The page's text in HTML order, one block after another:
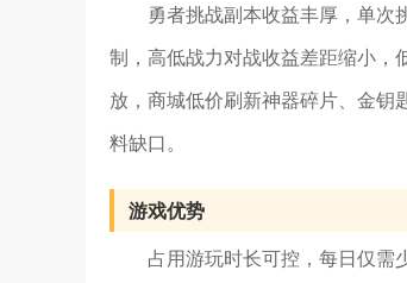
勇者挑战副本收益丰厚，单次
制，高低战力对战收益差距缩小，
放，商城低价刷新神器碎片、金钥
料缺口。
游戏优势
占用游玩时长可控，每日仅需